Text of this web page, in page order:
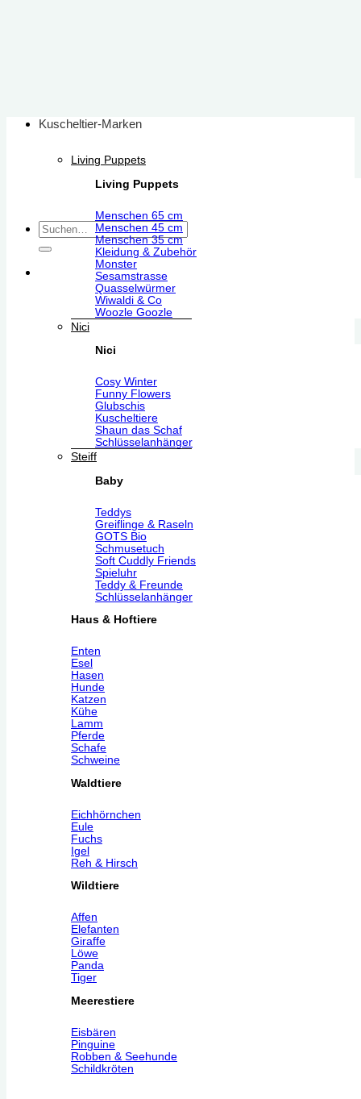
Suchen
nach:
Kuscheltier-Marken
Living Puppets
Living Puppets
Menschen 65 cm
Menschen 45 cm
Menschen 35 cm
Kleidung & Zubehör
Monster
Sesamstrasse
Quasselwürmer
Wiwaldi & Co
Woozle Goozle
Nici
Nici
Cosy Winter
Funny Flowers
Glubschis
Kuscheltiere
Shaun das Schaf
Schlüsselanhänger
Steiff
Baby
Teddys
Greiflinge & Raseln
GOTS Bio
Schmusetuch
Soft Cuddly Friends
Spieluhr
Teddy & Freunde
Schlüsselanhänger
Haus & Hoftiere
Enten
Esel
Hasen
Hunde
Katzen
Kühe
Lamm
Pferde
Schafe
Schweine
Waldtiere
Eichhörnchen
Eule
Fuchs
Igel
Reh & Hirsch
Wildtiere
Affen
Elefanten
Giraffe
Löwe
Panda
Tiger
Meerestiere
Eisbären
Pinguine
Robben & Seehunde
Schildkröten